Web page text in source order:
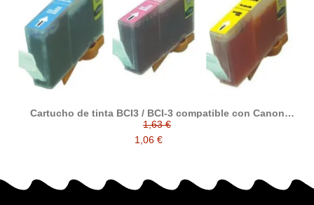
Cartucho de tinta BCI3 / BCI-3 compatible con Canon
4485A002 / 4480A002 / 4481A002 / 4482A002 / 4483A002 /
4484A002
1,63 €
1,06 €